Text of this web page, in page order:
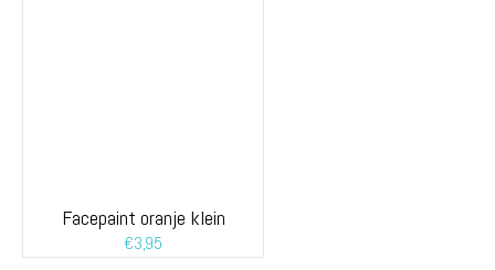
Facepaint oranje klein
€3,95